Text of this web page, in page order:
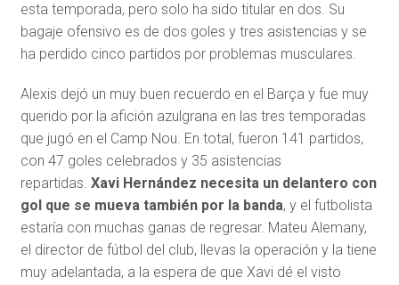
esta temporada, pero solo ha sido titular en dos. Su
bagaje ofensivo es de dos goles y tres asistencias y se
ha perdido cinco partidos por problemas musculares.
Alexis dejó un muy buen recuerdo en el Barça y fue muy
querido por la afición azulgrana en las tres temporadas
que jugó en el Camp Nou. En total, fueron 141 partidos,
con 47 goles celebrados y 35 asistencias
repartidas. Xavi Hernández necesita un delantero con
gol que se mueva también por la banda, y el futbolista
estaría con muchas ganas de regresar. Mateu Alemany,
el director de fútbol del club, llevas la operación y la tiene
muy adelantada, a la espera de que Xavi dé el visto